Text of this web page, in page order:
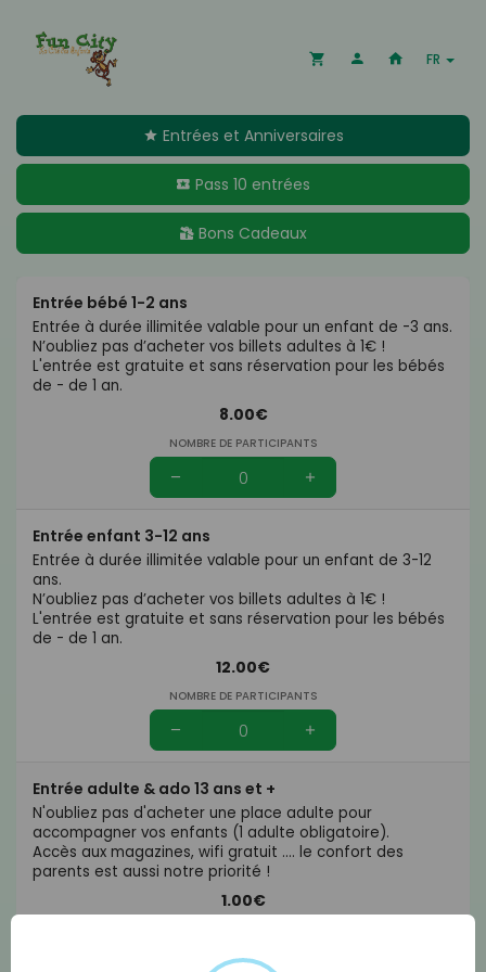
FR
Entrées et Anniversaires
Pass 10 entrées
Bons Cadeaux
Entrée bébé 1-2 ans
Entrée à durée illimitée valable pour un enfant de -3 ans.
N’oubliez pas d’acheter vos billets adultes à 1€ !
L'entrée est gratuite et sans réservation pour les bébés
de - de 1 an.
8.00€
NOMBRE DE PARTICIPANTS
Entrée enfant 3-12 ans
Entrée à durée illimitée valable pour un enfant de 3-12
ans.
N’oubliez pas d’acheter vos billets adultes à 1€ !
L'entrée est gratuite et sans réservation pour les bébés
de - de 1 an.
12.00€
NOMBRE DE PARTICIPANTS
Entrée adulte & ado 13 ans et +
N'oubliez pas d'acheter une place adulte pour
accompagner vos enfants (1 adulte obligatoire).
Accès aux magazines, wifi gratuit .... le confort des
parents est aussi notre priorité !
1.00€